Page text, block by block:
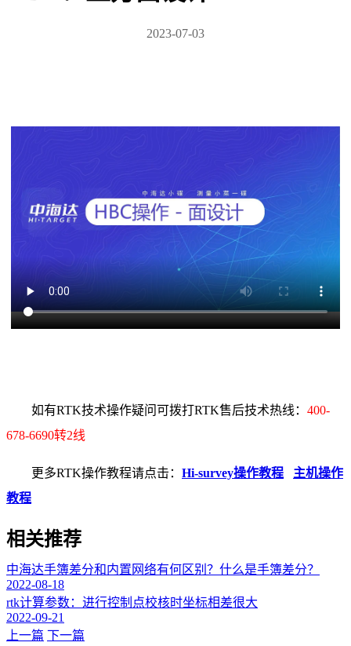
2023-07-03
如有RTK技术操作疑问可拨打RTK售后技术热线： 400-
678-6690转2线
更多RTK操作教程请点击： Hi-survey操作教程
主机操作
教程
相关推荐
中海达手簿差分和内置网络有何区别？什么是手簿差分？
2022-08-18
rtk计算参数：进行控制点校核时坐标相差很大
2022-09-21
上一篇 下一篇